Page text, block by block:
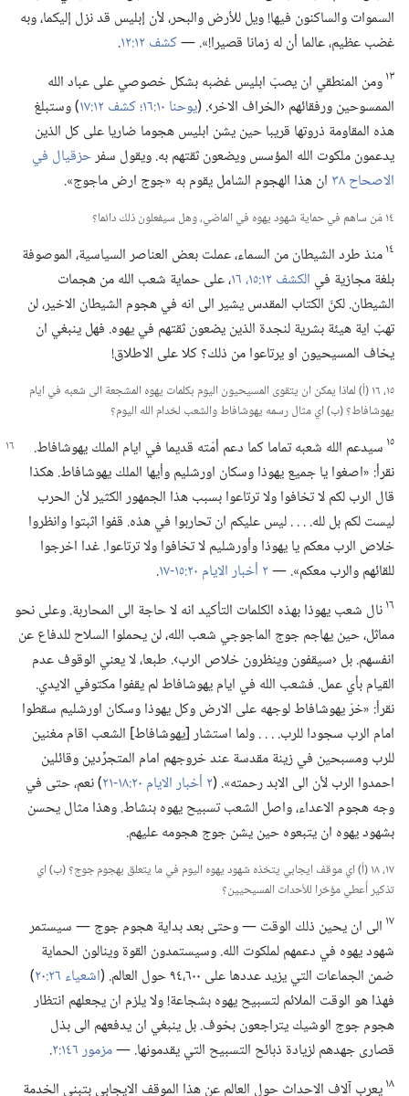
السموات والساكنون فيها!‏ ويل للأرض والبحر،‏ لأن إبليس قد نزل إليكما،‏ وبه
غضب عظيم،‏ عالما أن له زمانا قصيرا!‏».‏ —‏كشف ١٢:‏١٢ ‏.‏
١٣ومن المنطقي ان يصبّ ابليس غضبه بشكل خصوصي على عباد الله
الممسوحين ورفقائهم ‹الخراف الاخر›.‏ (‏يوحنا ١٠:‏١٦؛‏ كشف ١٢:‏١٧
‏)‏ وستبلغ
هذه المقاومة ذروتها قريبا حين يشن ابليس هجوما ضاريا على كل الذين
يدعمون ملكوت الله المؤسس ويضعون ثقتهم به.‏ ويقول سفرحزقيال في
الاصحاح ٣٨
ان هذا الهجوم الشامل يقوم به «جوج ارض ماجوج».‏
١٤ مَن ساهم في حماية شهود يهوه في الماضي،‏ وهل سيفعلون ذلك دائما؟‏
١٤منذ طرد الشيطان من السماء،‏ عملت بعض العناصر السياسية،‏ الموصوفة
بلغة مجازية في الكشف ١٢:‏١٥،‏ ١٦
‏،‏ على حماية شعب الله من هجمات
الشيطان.‏ لكنّ الكتاب المقدس يشير الى انه في هجوم الشيطان الاخير،‏ لن
تهبّ اية هيئة بشرية لنجدة الذين يضعون ثقتهم في يهوه.‏ فهل ينبغي ان
يخاف المسيحيون او يرتاعوا من ذلك؟‏ كلا على الاطلاق!‏
١٥،‏ ١٦ (‏أ)‏ لماذا يمكن ان يتقوى المسيحيون اليوم بكلمات يهوه المشجعة الى شعبه في ايام
يهوشافاط؟‏ (‏ب)‏ اي مثال رسمه يهوشافاط والشعب لخدام الله اليوم؟‏
١٥ سيدعم الله شعبه تماما كما دعم أمّته قديما في ايام الملك يهوشافاط.‏
نقرأ:‏ «اصغوا يا جميع يهوذا وسكان اورشليم وأيها الملك يهوشافاط.‏ هكذا
قال الرب لكم لا تخافوا ولا ترتاعوا بسبب هذا الجمهور الكثير لأن الحرب
ليست لكم بل لله.‏ .‏ .‏ .‏ ليس عليكم ان تحاربوا في هذه.‏ قفوا اثبتوا وانظروا
خلاص الرب معكم يا يهوذا وأورشليم لا تخافوا ولا ترتاعوا.‏ غدا اخرجوا
للقائهم والرب معكم».‏ —‏٢ أخبار الايام ٢٠:‏١٥-‏١٧ ‏.‏
١٦نال شعب يهوذا بهذه الكلمات التأكيد انه لا حاجة الى المحاربة.‏ وعلى نحو
مماثل،‏ حين يهاجم جوج الماجوجي شعب الله،‏ لن يحملوا السلاح للدفاع عن
انفسهم.‏ بل ‹سيقفون وينظرون خلاص الرب›.‏ طبعا،‏ لا يعني الوقوف عدم
القيام بأي عمل.‏ فشعب الله في ايام يهوشافاط لم يقفوا مكتوفي الايدي.‏
نقرأ:‏ «خرّ يهوشافاط لوجهه على الارض وكل يهوذا وسكان اورشليم سقطوا
امام الرب سجودا للرب.‏ .‏ .‏ .‏ ولما استشار [يهوشافاط] الشعب اقام مغنين
للرب ومسبحين في زينة مقدسة عند خروجهم امام المتجرِّدين وقائلين
احمدوا الرب لأن الى الابد رحمته».‏ (‏٢ أخبار الايام ٢٠:‏١٨-‏٢١
‏)‏ نعم،‏ حتى في
وجه هجوم الاعداء،‏ واصل الشعب تسبيح يهوه بنشاط.‏ وهذا مثال يحسن
بشهود يهوه ان يتبعوه حين يشن جوج هجومه عليهم.‏
١٧،‏ ١٨ (‏أ)‏ اي موقف ايجابي يتخذه شهود يهوه اليوم في ما يتعلق بهجوم جوج؟‏ (‏ب)‏ اي
تذكير أُعطي مؤخرا للأحداث المسيحيين؟‏
١٧ الى ان يحين ذلك الوقت —‏ وحتى بعد بداية هجوم جوج —‏ سيستمر
شهود يهوه في دعمهم لملكوت الله.‏ وسيستمدون القوة وينالون الحماية
ضمن الجماعات التي يزيد عددها على ٦٠٠،‏٩٤ حول العالم.‏ (‏
اشعياء ٢٦:‏٢٠
‏)‏
فهذا هو الوقت الملائم لتسبيح يهوه بشجاعة!‏ ولا يلزم ان يجعلهم انتظار
هجوم جوج الوشيك يتراجعون بخوف.‏ بل ينبغي ان يدفعهم الى بذل
قصارى جهدهم لزيادة ذبائح التسبيح التي يقدمونها.‏ —‏مزمور ١٤٦:‏٢ ‏.‏
١٨يعرب آلاف الاحداث حول العالم عن هذا الموقف الايجابي بتبني الخدمة